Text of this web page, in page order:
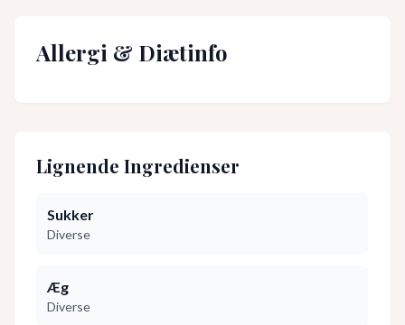
Allergi & Diætinfo
Lignende Ingredienser
Sukker
Diverse
Æg
Diverse